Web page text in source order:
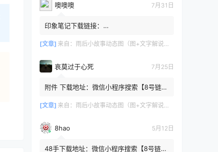
噢噢噢 7月31日
印象笔记下载链接：
[文章] 来自： 雨后小故事动态图（图+文字解说版）
哀莫过于心死 7月25日
附件 下载地址：微信小程序搜索【8号链
或保存下方二维码微信里...
[文章] 来自： 雨后小故事动态图（图+文字解说版）
8hao 5月12日
48手下载地址：微信小程序搜索【8号链